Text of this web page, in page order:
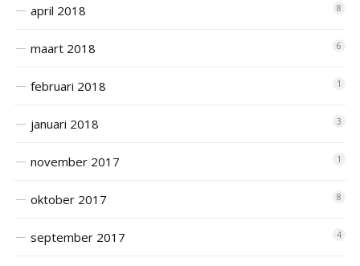
april 2018 8
maart 2018 6
februari 2018 1
januari 2018 3
november 2017 1
oktober 2017 8
september 2017 4